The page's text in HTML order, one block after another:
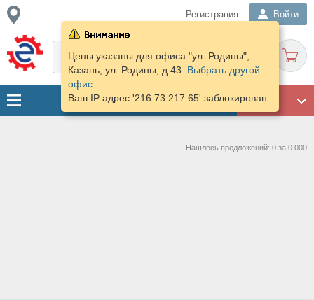
Регистрация Войти
ГАРАЖ
Цены указаны для офиса "ул. Родины",
Казань, ул. Родины, д.43. Выбрать другой
офис
Ваш IP адрес '216.73.217.65' заблокирован.
Нашлось предложений: 0 за 0.000